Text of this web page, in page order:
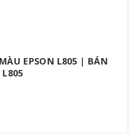
EPSON L805 | BÁN
L805